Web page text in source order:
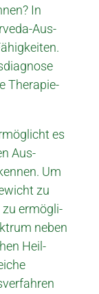
In
Aus­
Therapie­
es
Aus­
Um
zu
zu er­mögli­
neben
Heil­